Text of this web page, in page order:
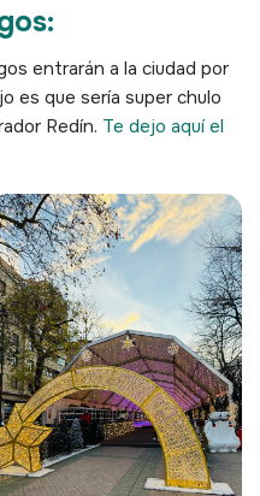
entrarán a la ciudad por
es que sería super chulo
Redín. Te dejo aquí el